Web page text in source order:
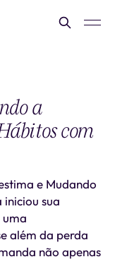
a
com
e Mudando
sua
uma
além da perda
não apenas